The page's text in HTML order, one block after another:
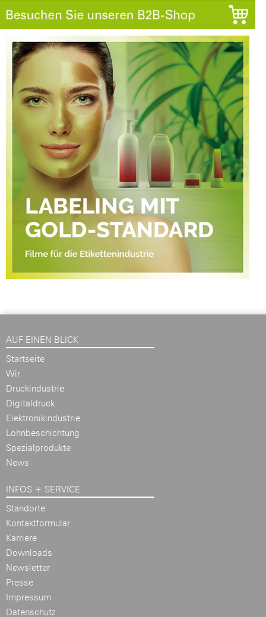
AUF EINEN BLICK
Startseite
Wir
Druckindustrie
Digitaldruck
Elektronikindustrie
Lohnbeschichtung
Spezialprodukte
News
INFOS + SERVICE
Standorte
Kontaktformular
Karriere
Downloads
Newsletter
Presse
Impressum
Datenschutz